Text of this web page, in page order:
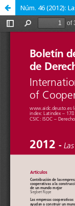
Núm. 46 (2012):